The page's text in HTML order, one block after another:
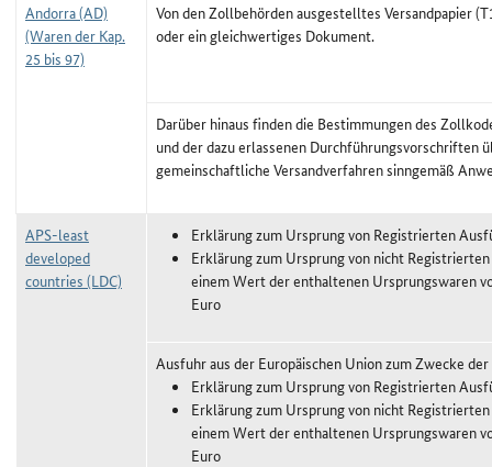
Andorra (AD)
(Waren der Kap.
25 bis 97)
Von den Zollbehörden ausgestelltes Versandpapier
oder ein gleichwertiges Dokument.
Darüber hinaus finden die Bestimmungen des
und der dazu erlassenen Durchführungsvorschriften
gemeinschaftliche Versandverfahren sinngemäß
APS-least
developed
countries (LDC)
Erklärung zum Ursprung von Registrierten
Erklärung zum Ursprung von nicht
einem Wert der enthaltenen Ursprungswaren
Euro
Ausfuhr aus der Europäischen Union zum Zwecke
Erklärung zum Ursprung von Registrierten
Erklärung zum Ursprung von nicht
einem Wert der enthaltenen Ursprungswaren
Euro